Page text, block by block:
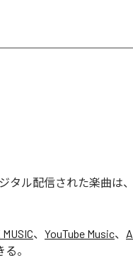
タル配信された楽曲は、
、 YouTube Music、
。